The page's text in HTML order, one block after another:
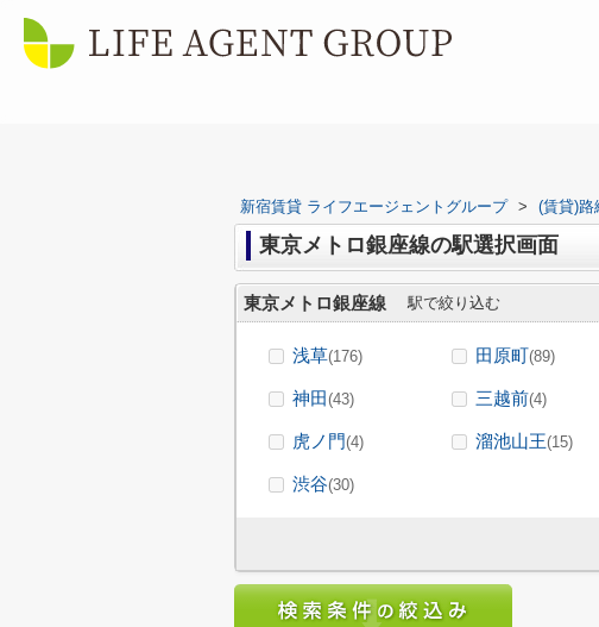
新宿賃貸 ライフエージェントグループ > (賃貸)路
東京メトロ銀座線の駅選択画面
東京メトロ銀座線 駅で絞り込む
浅草(176) 田原町(89)
神田(43) 三越前(4)
虎ノ門(4) 溜池山王(15)
渋谷(30)